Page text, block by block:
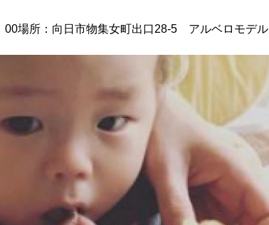
00場所：向日市物集女町出口28-5 アルベロモデル